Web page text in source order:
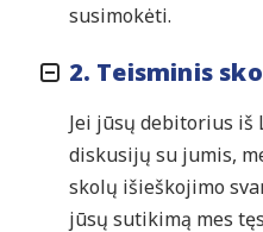
susimokėti.
2. Teisminis
Jei jūsų debitorius
diskusijų su jumis,
skolų išieškojimo
jūsų sutikimą mes